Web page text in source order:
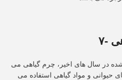
در سال های اخیر، چرم گیاهی می
حیوانی و مواد گیاهی استفاده می